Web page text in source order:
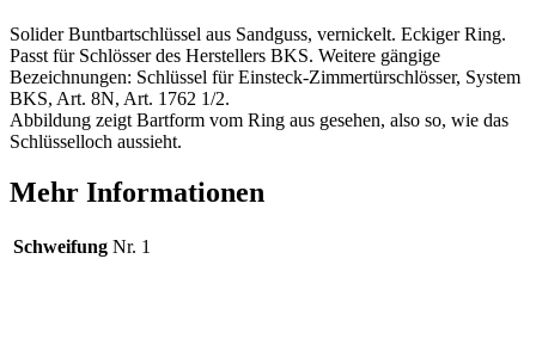
Solider Buntbartschlüssel aus Sandguss, vernickelt. Eckiger Ring.
Passt für Schlösser des Herstellers BKS. Weitere gängige
Bezeichnungen: Schlüssel für Einsteck-Zimmertürschlösser, System
BKS, Art. 8N, Art. 1762 1/2.
Abbildung zeigt Bartform vom Ring aus gesehen, also so, wie das
Schlüsselloch aussieht.
Mehr Informationen
Schweifung Nr. 1